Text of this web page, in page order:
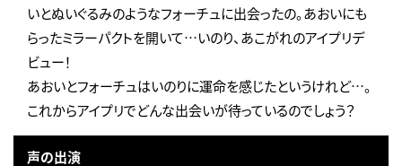
いとぬいぐるみのようなフォーチュに出会ったの。あおいにも
らったミラーパクトを開いて…いのり、あこがれのアイプリデ
ビュー！
あおいとフォーチュはいのりに運命を感じたというけれど…。
これからアイプリでどんな出会いが待っているのでしょう？
声の出演